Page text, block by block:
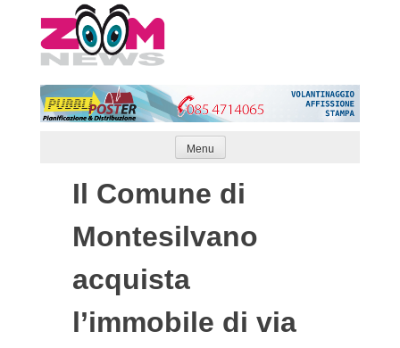
to
content
Menu
Il Comune di
Montesilvano
acquista
l’immobile di via